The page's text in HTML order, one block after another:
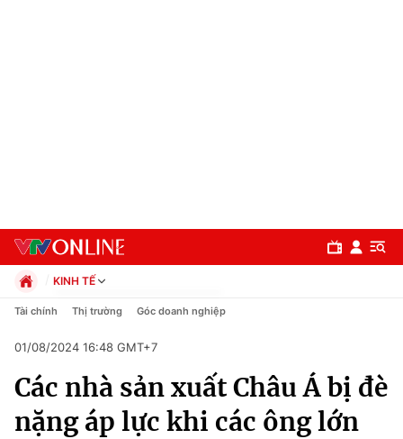
Chuyên mục
Chính trị
KINH TẾ
Chính trị
Pháp luật
Kinh tế
Thể thao
Truyền hình
Tài chính Thị trường Góc doanh nghiệp
01/08/2024 16:48 GMT+7
Các nhà sản xuất Châu Á bị đè
nặng áp lực khi các ông lớn